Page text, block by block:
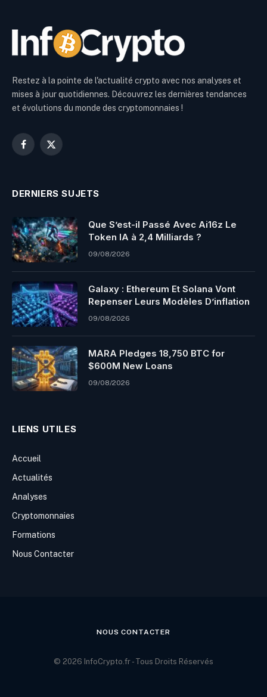
Restez à la pointe de l'actualité crypto avec nos analyses et
mises à jour quotidiennes. Découvrez les dernières tendances
et évolutions du monde des cryptomonnaies !
Facebook
X
DERNIERS SUJETS
Que S’est-il Passé Avec Ai16z Le
Token IA à 2,4 Milliards ?
09/08/2026
Galaxy : Ethereum Et Solana Vont
Repenser Leurs Modèles D’inflation
09/08/2026
MARA Pledges 18,750 BTC for
$600M New Loans
09/08/2026
LIENS UTILES
Accueil
Actualités
Analyses
Cryptomonnaies
Formations
Nous Contacter
NOUS CONTACTER
© 2026 InfoCrypto.fr - Tous Droits Réservés